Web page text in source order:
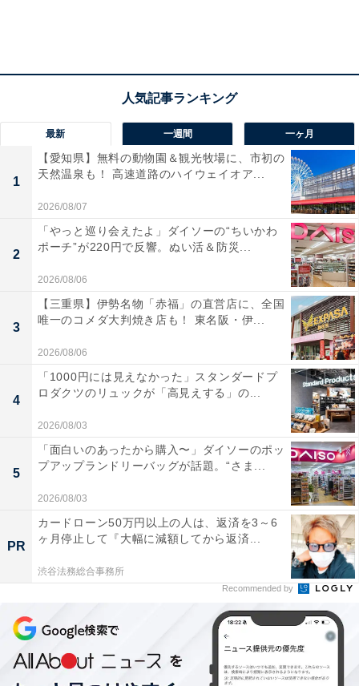
最新 一週間 一ヶ月
1
【愛知県】無料の動物園＆観光牧場に、市初の
天然温泉も！ 高速道路のハイウェイオア...
2026/08/07
2
「やっと巡り会えたよ」ダイソーの“ちいかわ
ポーチ”が220円で反響。ぬい活＆防災...
2026/08/06
3
【三重県】伊勢名物「赤福」の直営店に、全国
唯一のコメダ大判焼き店も！ 東名阪・伊...
2026/08/06
4
「1000円には見えなかった」スタンダードプ
ロダクツのリュックが「高見えする」の...
2026/08/03
5
「面白いのあったから購入〜」ダイソーのポッ
プアップランドリーバッグが話題。“さま...
2026/08/03
PR
カードローン50万円以上の人は、返済を3～6
ヶ月停止して『大幅に減額してから返済...
渋谷法務総合事務所
Recommended by